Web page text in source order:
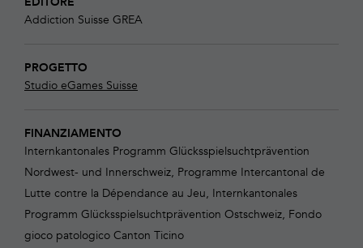
Addiction Suisse GREA
PROGETTO
Studio eGames Suisse
FINANZIAMENTO
Internkantonales Programm Glücksspielsuchtprävention
Nordwest- und Innerschweiz, Programme Intercantonal de
Lutte contre la Dépendance au Jeu, Internkantonales
Programm Glücksspielsuchtprävention Ostschweiz, Fondo
gioco patologico Canton Ticino